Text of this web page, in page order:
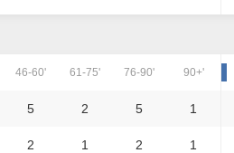
46-60' 61-75' 76-90' 90+'
5 2 5 1
2 1 2 1